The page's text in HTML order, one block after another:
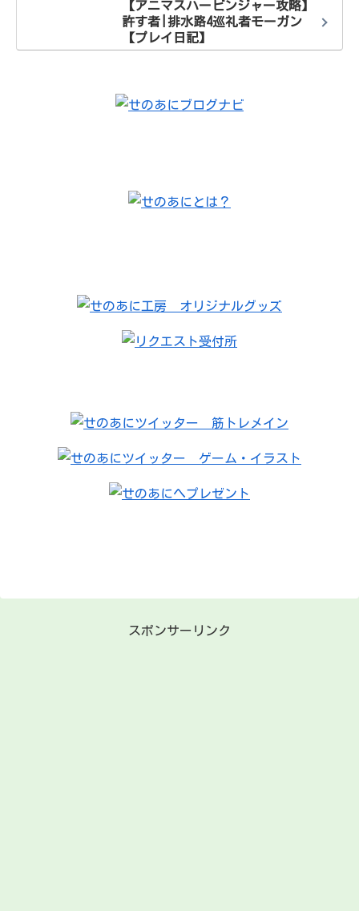
【アニマスハービンジャー攻略】
許す者|排水路4巡礼者モーガン
【プレイ日記】
スポンサーリンク